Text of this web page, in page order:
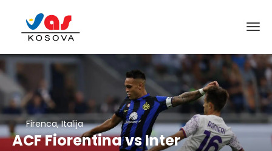
Firenca, Italija
ACF Fiorentina vs Inter